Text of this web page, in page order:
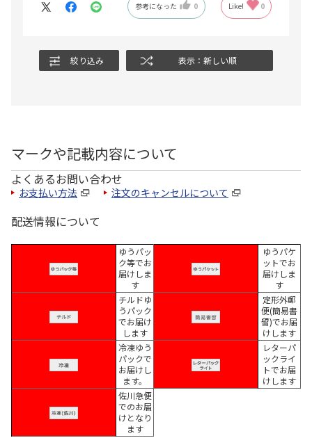
参考になった 0 Like! 0
絞り込み 表示：新しい順
マークや記載内容について
よくあるお問い合わせ
お支払い方法 注文のキャンセルについて
配送情報について
ゆうパッ
ク等でお
届けしま
す
ゆうパケ
ットでお
届けしま
す
チルドゆ
うパック
でお届け
します
定形外郵
便(簡易書
留)でお届
けします
冷凍ゆう
パックで
お届けし
ます。
レターパ
ックライ
トでお届
けします
佐川急便
でのお届
けとなり
ます